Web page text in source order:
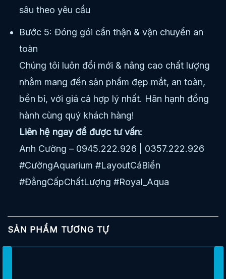
sâu theo yêu cầu
Bước 5: Đóng gói cẩn thận & vận chuyển an
toàn
Chúng tôi luôn đổi mới & nâng cao chất lượng
nhằm mang đến sản phẩm đẹp mắt, an toàn,
bền bỉ, với giá cả hợp lý nhất. Hân hạnh đồng
hành cùng quý khách hàng!
Liên hệ ngay để được tư vấn:
Anh Cường – 0945.222.926 | 0357.222.926
#CườngAquarium #LayoutCáBiển
#ĐẳngCấpChấtLượng #Royal_Aqua
SẢN PHẨM TƯƠNG TỰ